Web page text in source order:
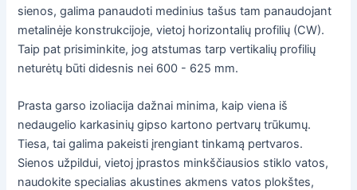
sienos, galima panaudoti medinius tašus tam panaudojant
metalinėje konstrukcijoje, vietoj horizontalių profilių (CW).
Taip pat prisiminkite, jog atstumas tarp vertikalių profilių
neturėtų būti didesnis nei 600 - 625 mm.
Prasta garso izoliacija dažnai minima, kaip viena iš
nedaugelio karkasinių gipso kartono pertvarų trūkumų.
Tiesa, tai galima pakeisti įrengiant tinkamą pertvaros.
Sienos užpildui, vietoj įprastos minkščiausios stiklo vatos,
naudokite specialias akustines akmens vatos plokštes,